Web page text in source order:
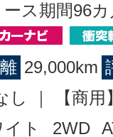
ース期間96
29,000km
し ｜ 【商
ト 2WD